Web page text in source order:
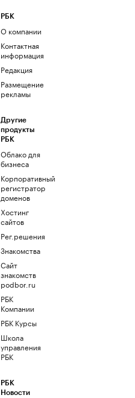
РБК
О компании
Контактная
информация
Редакция
Размещение
рекламы
Другие
продукты
РБК
Облако для
бизнеса
Корпоративный
регистратор
доменов
Хостинг
сайтов
Рег.решения
Знакомства
Сайт
знакомств
podbor.ru
РБК
Компании
РБК Курсы
Школа
управления
РБК
РБК
Новости